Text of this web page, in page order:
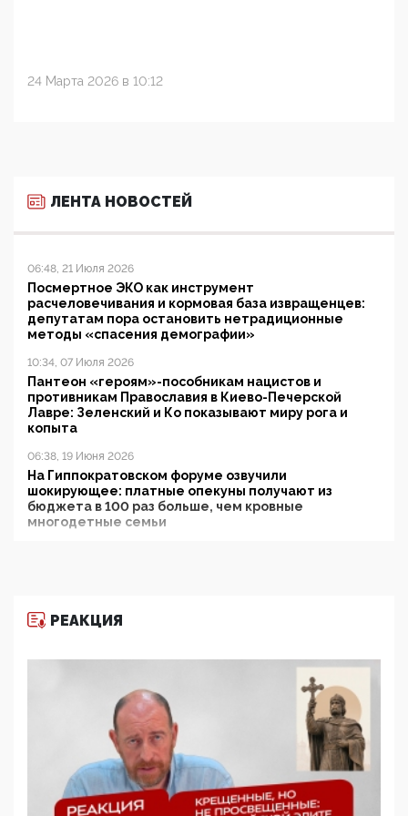
24 Марта 2026 в 10:12
ЛЕНТА НОВОСТЕЙ
06:48, 21 Июля 2026
Посмертное ЭКО как инструмент
расчеловечивания и кормовая база извращенцев:
депутатам пора остановить нетрадиционные
методы «спасения демографии»
10:34, 07 Июля 2026
Пантеон «героям»-пособникам нацистов и
противникам Православия в Киево-Печерской
Лавре: Зеленский и Ко показывают миру рога и
копыта
06:38, 19 Июня 2026
На Гиппократовском форуме озвучили
шокирующее: платные опекуны получают из
бюджета в 100 раз больше, чем кровные
многодетные семьи
11:53, 09 Июня 2026
деятельность ИИТО ЮНЕСКО в России, но
цифроглобалисты продолжают определять
повестку в образовании
09:43, 01 Июня 2026
5G за счет здоровья граждан: Минцифры намерено
отобрать у регионов и муниципалитетов право
защищать жилые дома и социальные объекты от
РЕАКЦИЯ